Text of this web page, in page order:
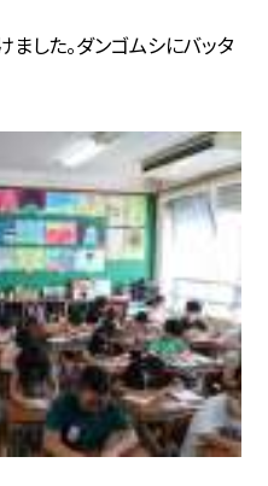
した。ダンゴムシにバッタ